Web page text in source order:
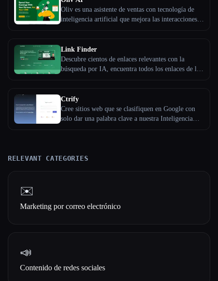
Oliv es una asistente de ventas con tecnología de
inteligencia artificial que mejora las interacciones
débiles y las objeciones durante las llamadas, crea
correos electrónicos de seguimiento personalizados
y actualiza tu CRM con los datos de las reuniones.
durante todo el ciclo de venta.
Link Finder
Descubre cientos de enlaces relevantes con la
búsqueda por IA, encuentra todos los enlaces de la
deseas, busca de forma masiva en miles de
dominios en segundos. Ahorra tiempo y dinero en
tus campañas de creación de enlaces. No vuelvas a
Ctrify
Cree sitios web que se clasifiquen en Google con
solo dar una palabra clave a nuestra Inteligencia
RELEVANT CATEGORIES
✉️
Marketing por correo electrónico
📣
Contenido de redes sociales